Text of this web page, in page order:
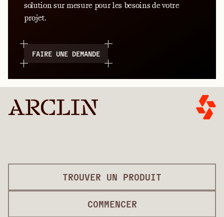
solution sur mesure pour les besoins de votre
projet.
FAIRE UNE DEMANDE
TROUVER UN PRODUIT
COMMENCER